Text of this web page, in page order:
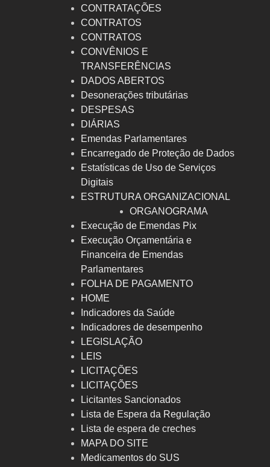
CONTRATAÇÕES
CONTRATOS
CONTRATOS
CONVÊNIOS E
TRANSFERÊNCIAS
DADOS ABERTOS
Desonerações tributárias
DESPESAS
DIÁRIAS
Emendas Parlamentares
Encarregado de Proteção de Dados
Estatísticas de Uso de Serviços
Digitais
ESTRUTURA ORGANIZACIONAL
ORGANOGRAMA
Execução de Emendas Pix
Execução Orçamentária e
Financeira de Emendas
Parlamentares
FOLHA DE PAGAMENTO
HOME
Indicadores da Saúde
Indicadores de desempenho
LEGISLAÇÃO
LEIS
LICITAÇÕES
LICITAÇÕES
Licitantes Sancionados
Lista de Espera da Regulação
Lista de espera de creches
MAPA DO SITE
Medicamentos do SUS